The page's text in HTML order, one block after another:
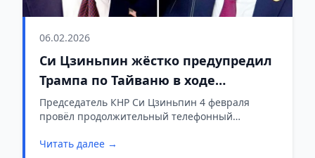
06.02.2026
Си Цзиньпин жёстко предупредил
Трампа по Тайваню в ходе
телефонных переговоров
Председатель КНР Си Цзиньпин 4 февраля
провёл продолжительный телефонный
Трампом.
Читать далее →